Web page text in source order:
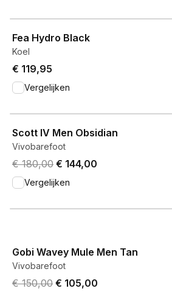
Fea Hydro Black
Koel
€ 119,95
Vergelijken
Scott IV Men Obsidian
Vivobarefoot
Original price was € 180,00.
€ 180,00 Current price is € 144,00.
€ 144,00
Vergelijken
Gobi Wavey Mule Men Tan
Vivobarefoot
Original price was € 150,00.
€ 150,00 Current price is € 105,00.
€ 105,00